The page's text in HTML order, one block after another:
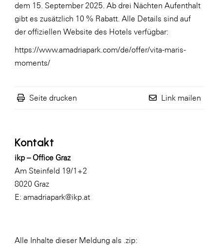
dem 15. September 2025. Ab drei Nächten Aufenthalt
gibt es zusätzlich 10 % Rabatt. Alle Details sind auf
der offiziellen Website des Hotels verfügbar:
https://www.amadriapark.com/de/offer/vita-maris-
moments/
Seite drucken Link mailen
Kontakt
ikp – Office Graz
Am Steinfeld 19/1+2
8020 Graz
E: amadriapark@ikp.at
Alle Inhalte dieser Meldung als .zip: